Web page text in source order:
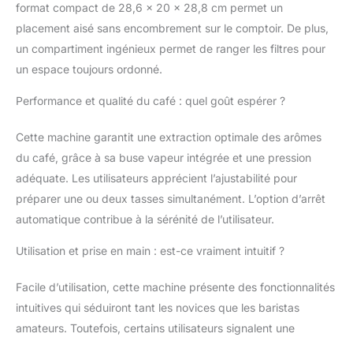
format compact de 28,6 x 20 x 28,8 cm permet un
placement aisé sans encombrement sur le comptoir. De plus,
un compartiment ingénieux permet de ranger les filtres pour
un espace toujours ordonné.
Performance et qualité du café : quel goût espérer ?
Cette machine garantit une extraction optimale des arômes
du café, grâce à sa buse vapeur intégrée et une pression
adéquate. Les utilisateurs apprécient l’ajustabilité pour
préparer une ou deux tasses simultanément. L’option d’arrêt
automatique contribue à la sérénité de l’utilisateur.
Utilisation et prise en main : est-ce vraiment intuitif ?
Facile d’utilisation, cette machine présente des fonctionnalités
intuitives qui séduiront tant les novices que les baristas
amateurs. Toutefois, certains utilisateurs signalent une